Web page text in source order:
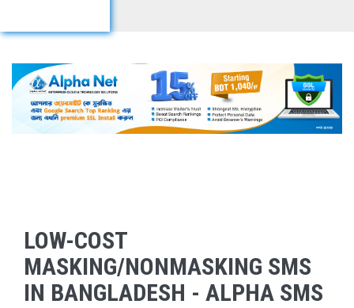
LOW-COST
MASKING/NONMASKING SMS
IN BANGLADESH - ALPHA SMS